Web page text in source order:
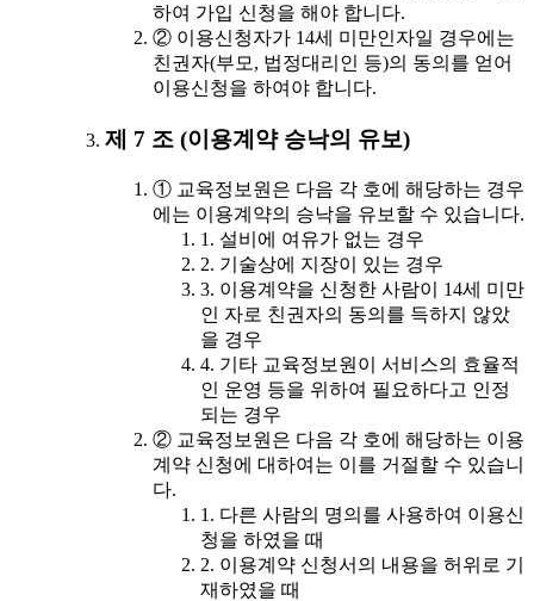
하여 가입 신청을 해야 합니다.
② 이용신청자가 14세 미만인자일 경우에는
친권자(부모, 법정대리인 등)의 동의를 얻어
이용신청을 하여야 합니다.
제 7 조 (이용계약 승낙의 유보)
① 교육정보원은 다음 각 호에 해당하는 경우
에는 이용계약의 승낙을 유보할 수 있습니다.
1. 설비에 여유가 없는 경우
2. 기술상에 지장이 있는 경우
3. 이용계약을 신청한 사람이 14세 미만
인 자로 친권자의 동의를 득하지 않았
을 경우
4. 기타 교육정보원이 서비스의 효율적
인 운영 등을 위하여 필요하다고 인정
되는 경우
② 교육정보원은 다음 각 호에 해당하는 이용
계약 신청에 대하여는 이를 거절할 수 있습니
다.
1. 다른 사람의 명의를 사용하여 이용신
청을 하였을 때
2. 이용계약 신청서의 내용을 허위로 기
재하였을 때